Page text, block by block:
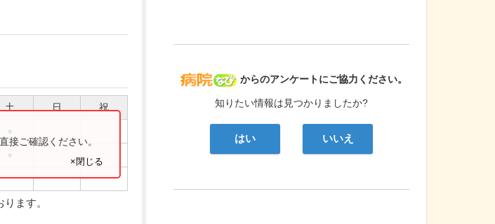
土 日 祝
接ご確認ください。
×閉じる
ます。
病院なび
からのアンケートにご協力ください。
知りたい情報は見つかりましたか?
はい いいえ